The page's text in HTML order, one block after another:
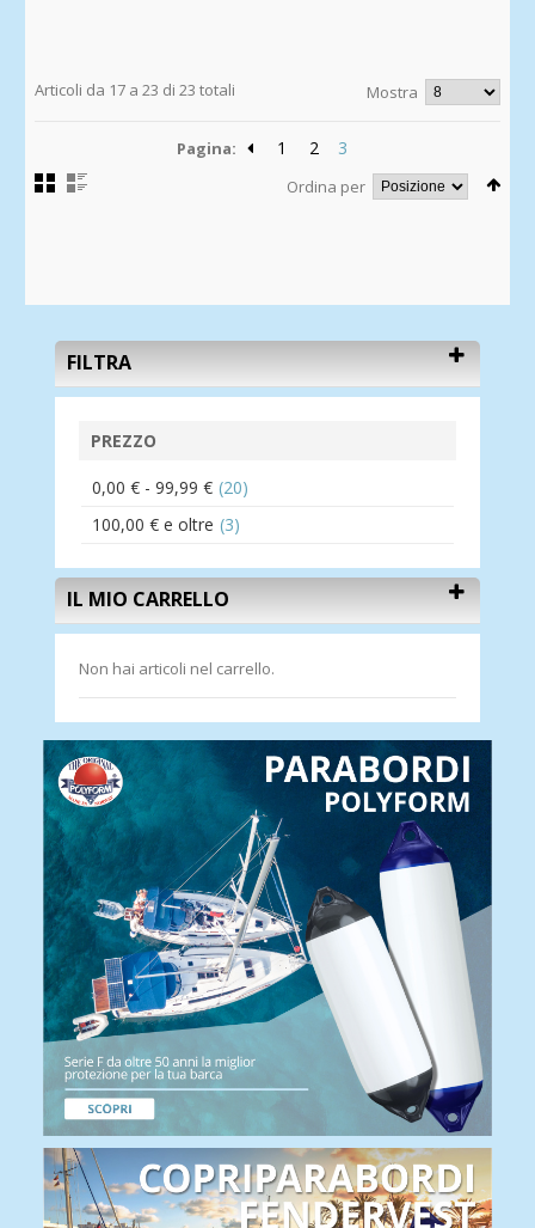
Articoli da 17 a 23 di 23 totali Mostra
Pagina: 1 2 3
Ordina per
FILTRA
PREZZO
0,00 € - 99,99 € (20)
100,00 € e oltre (3)
IL MIO CARRELLO
Non hai articoli nel carrello.